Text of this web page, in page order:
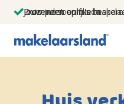
Jouw persoonlijke
Duizenden euro's
Prominent op funda